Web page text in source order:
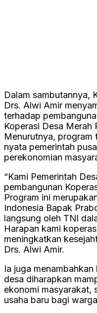
Dalam sambutannya,
Drs. Alwi Amir
terhadap
Koperasi Desa Merah
Menurutnya, program
nyata pemerintah
perekonomian
“Kami Pemerintah
pembangunan
Program ini
Indonesia Bapak
langsung oleh TNI
Harapan kami
meningkatkan
Drs. Alwi Amir.
Ia juga
desa diharapkan
ekonomi masyarakat,
usaha baru bagi